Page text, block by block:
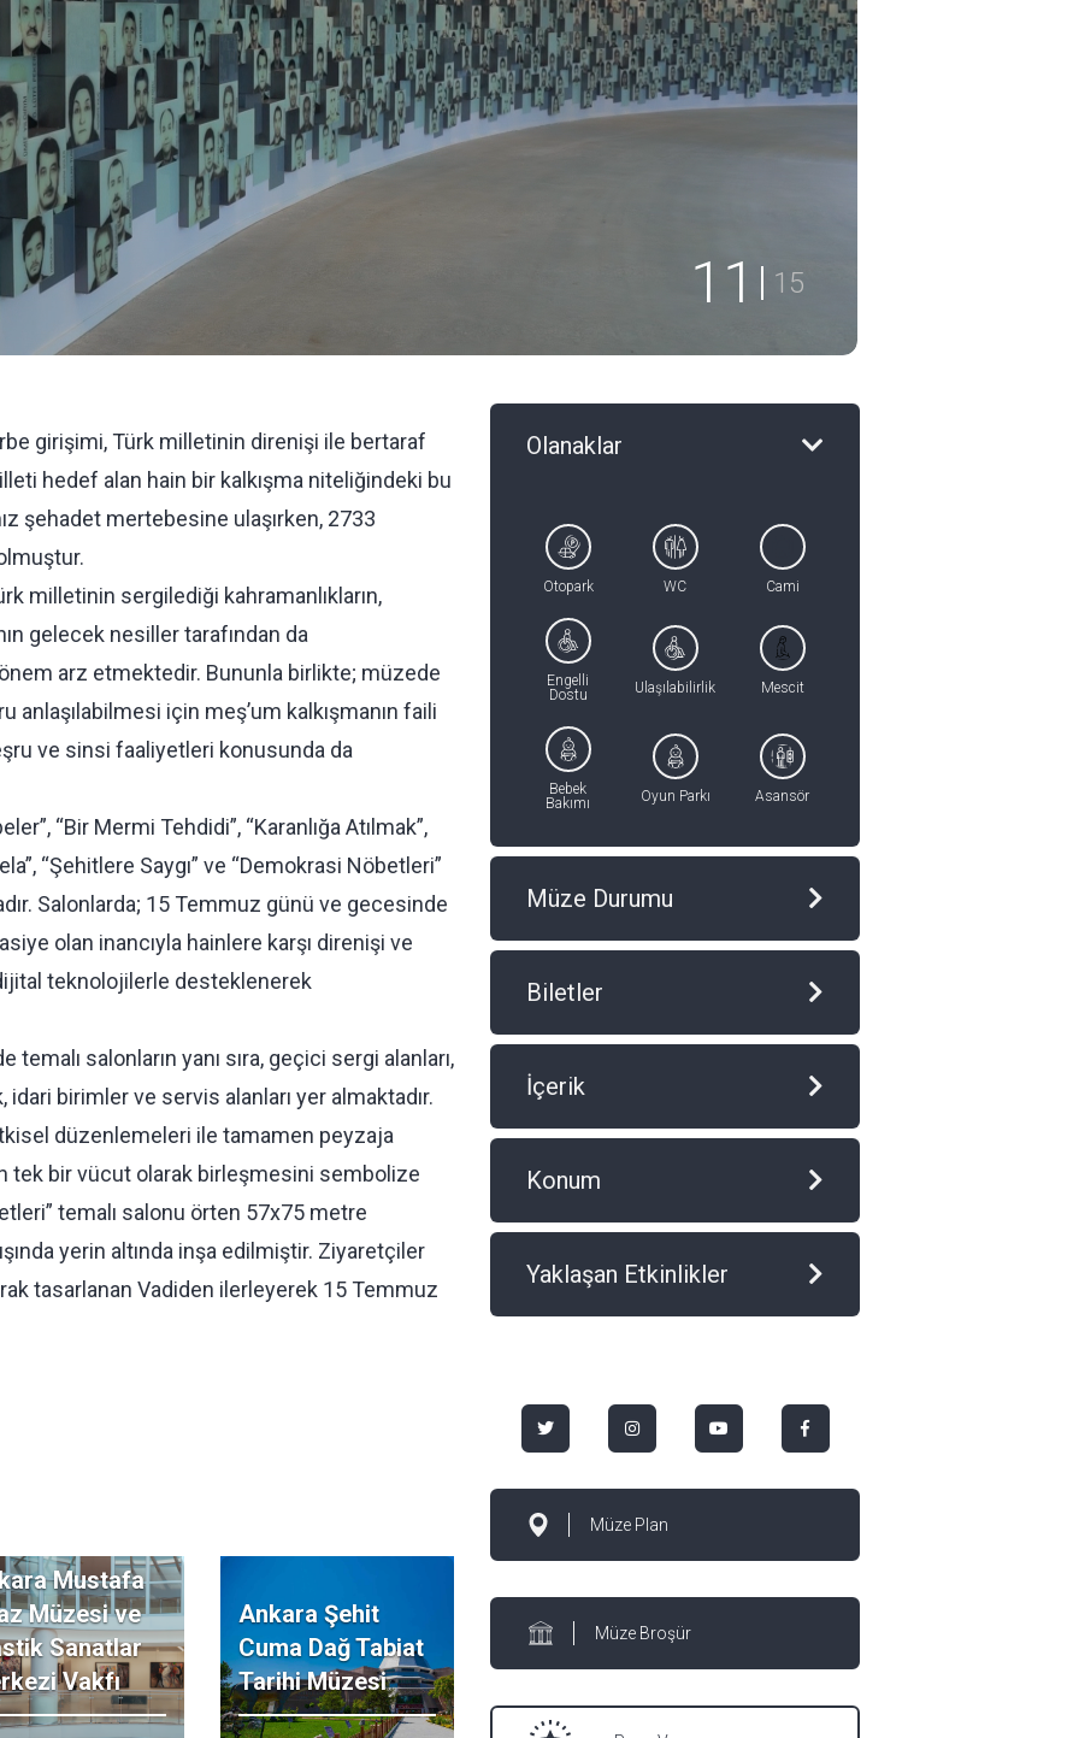
12 15
girişimi, Türk milletinin direnişi ile bertaraf
hedef alan hain bir kalkışma niteliğindeki bu
şehadet mertebesine ulaşırken, 2733
milletinin sergilediği kahramanlıkların,
gelecek nesiller tarafından da
arz etmektedir. Bununla birlikte; müzede
için meş’um kalkışmanın faili
ve sinsi faaliyetleri konusunda da
“Bir Mermi Tehdidi”, “Karanlığa Atılmak”,
“Şehitlere Saygı” ve “Demokrasi Nöbetleri”
Salonlarda; 15 Temmuz günü ve gecesinde
olan inancıyla hainlere karşı direnişi ve
dijital teknolojilerle desteklenerek
salonların yanı sıra, geçici sergi alanları,
birimler ve servis alanları yer almaktadır.
düzenlemeleri ile tamamen peyzaja
tek bir vücut olarak birleşmesini sembolize
temalı salonu örten 57x75 metre
yerin altında inşa edilmiştir. Ziyaretçiler
tasarlanan Vadiden ilerleyerek 15 Temmuz
Mustafa
Müzesi ve
Sanatlar
Vakfı
Ankara Şehit
Cuma Dağ Tabiat
Tarihi Müzesi
Olanaklar
Otopark WC Cami
Engelli
Dostu
Ulaşılabilirlik Mescit
Bebek
Bakımı
Oyun Parkı Asansör
Müze Durumu
Biletler
İçerik
Konum
Yaklaşan Etkinlikler
Müze Plan
Müze Broşür